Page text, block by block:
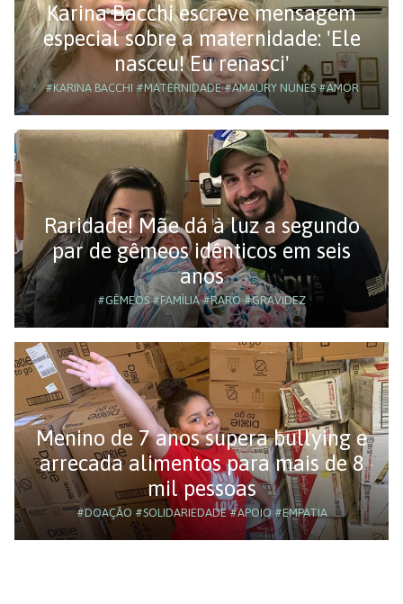
Karina Bacchi escreve mensagem
especial sobre a maternidade: 'Ele
nasceu! Eu renasci'
#KARINA BACCHI #MATERNIDADE#AMAURY NUNES#AMOR
Raridade! Mãe dá à luz a segundo
par de gêmeos idênticos em seis
anos
#GÊMEOS#FAMÍLIA#RARO#GRAVIDEZ
Menino de 7 anos supera bullying e
arrecada alimentos para mais de 8
mil pessoas
#DOAÇÃO #SOLIDARIEDADE#APOIO #EMPATIA